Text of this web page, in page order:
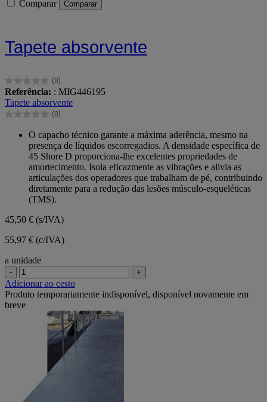
Comparar Comparar
Tapete absorvente
(0)
0.0
em
5
estrelas.
Referência: : MIG446195
Tapete absorvente
(0)
0.0
estrelas.
O capacho técnico garante a máxima aderência, mesmo na
presença de líquidos escorregadios. A densidade específica de
45 Shore D proporciona-lhe excelentes propriedades de
amortecimento. Isola eficazmente as vibrações e alivia as
articulações dos operadores que trabalham de pé, contribuindo
diretamente para a redução das lesões músculo-esqueléticas
(TMS).
45,50 € (s/IVA)
55,97 € (c/IVA)
a unidade
- +
Adicionar ao cesto
Produto temporariamente indisponível, disponível novamente em
breve